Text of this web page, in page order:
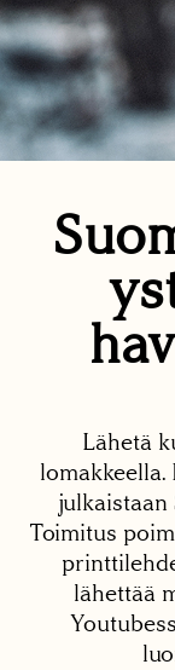
Lähetä
Toimitus
lähettää